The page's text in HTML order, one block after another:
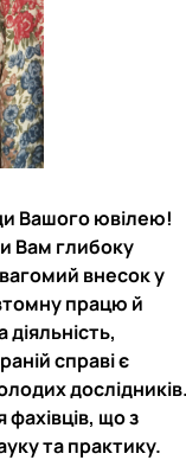
Вашого ювілею!
Вам глибоку
внесок у
працю й
справі є
що з
та практику.